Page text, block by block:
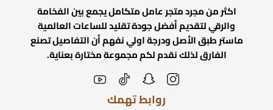
اكثر من مجرد متجر عامل متكامل يجمع بين الفخامة
والرقي لتقديم أفضل جودة تقليد للساعات العالمية
ماستر طبق الأصل ودرجة اولي نفهم أن التفاصيل تصنع
الفارق لذلك نقدم لكم مجموعة مختارة بعناية.
روابط تهمك